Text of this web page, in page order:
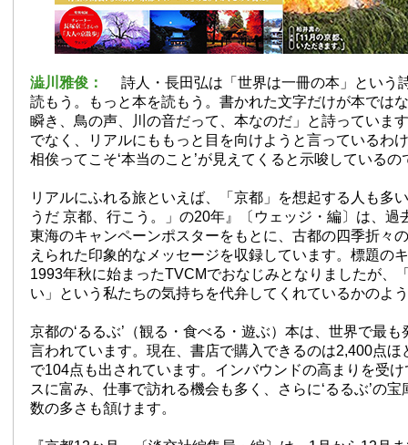
澁川雅俊： 詩人・長田弘は「世界は一冊の本」という
読もう。もっと本を読もう。書かれた文字だけが本では
瞬き、鳥の声、川の音だって、本なのだ」と詩っていま
でなく、リアルにももっと目を向けようと言っているわ
相俟ってこそ‘本当のこと’が見えてくると示唆しているの
リアルにふれる旅といえば、「京都」を想起する人も多
うだ 京都、行こう。」の20年』〔ウェッジ・編〕は、過
東海のキャンペーンポスターをもとに、古都の四季折々
えられた印象的なメッセージを収録しています。標題の
1993年秋に始まったTVCMでおなじみとなりましたが、
い」という私たちの気持ちを代弁してくれているかのよ
京都の‘るるぶ’（観る・食べる・遊ぶ）本は、世界で最
言われています。現在、書店で購入できるのは2,400点ほ
で104点も出されています。インバウンドの高まりを受
スに富み、仕事で訪れる機会も多く、さらに‘るるぶ’の
数の多さも頷けます。